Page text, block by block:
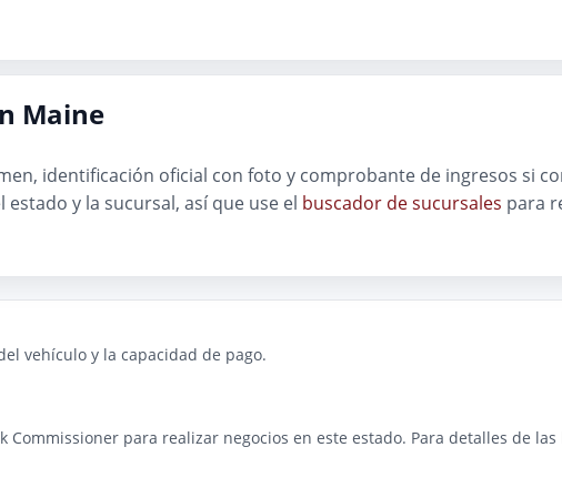
Maine
identificación oficial con foto y comprobante de ingresos si
y la sucursal, así que use el buscador de sucursales para
vehículo y la capacidad de pago.
para realizar negocios en este estado. Para detalles de las